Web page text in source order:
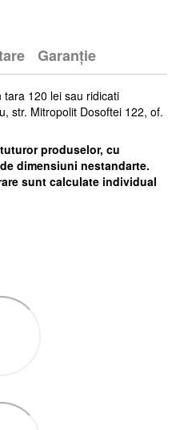
Garanție
120 lei sau ridicati
str. Mitropolit Dosoftei 122, of.
produselor, cu
dimensiuni nestandarte.
sunt calculate individual